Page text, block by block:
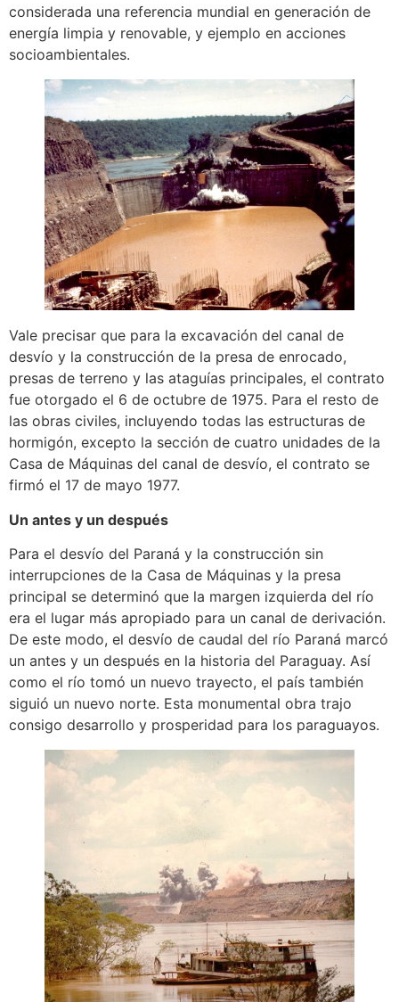
considerada una referencia mundial en generación de
energía limpia y renovable, y ejemplo en acciones
socioambientales.
Vale precisar que para la excavación del canal de
desvío y la construcción de la presa de enrocado,
presas de terreno y las ataguías principales, el contrato
fue otorgado el 6 de octubre de 1975. Para el resto de
las obras civiles, incluyendo todas las estructuras de
hormigón, excepto la sección de cuatro unidades de la
Casa de Máquinas del canal de desvío, el contrato se
firmó el 17 de mayo 1977.
Un antes y un después
Para el desvío del Paraná y la construcción sin
interrupciones de la Casa de Máquinas y la presa
principal se determinó que la margen izquierda del río
era el lugar más apropiado para un canal de derivación.
De este modo, el desvío de caudal del río Paraná marcó
un antes y un después en la historia del Paraguay. Así
como el río tomó un nuevo trayecto, el país también
siguió un nuevo norte. Esta monumental obra trajo
consigo desarrollo y prosperidad para los paraguayos.